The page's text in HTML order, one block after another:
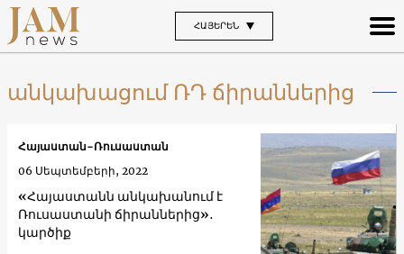
ՀԱՅԵՐԵՆ
անկախացում ՌԴ ճիրաններից
«Հայաստանն անկախանում է
Ռուսաստանի ճիրաններից»․
կարծիք
Հայաստան-Ռուսաստան
06 Սեպտեմբերի, 2022